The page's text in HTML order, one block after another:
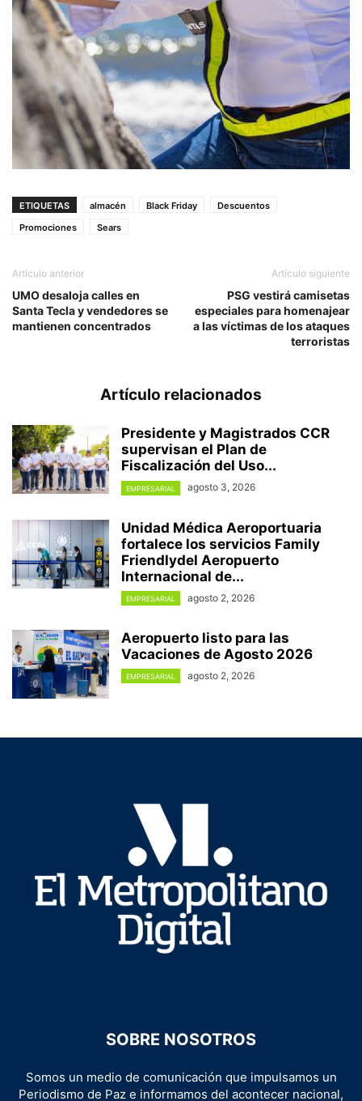
ETIQUETAS almacén Black Friday
Descuentos
Promociones
Sears
Artículo anterior
UMO desaloja calles en
Santa Tecla y vendedores se
mantienen concentrados
Artículo siguiente
PSG vestirá camisetas
especiales para homenajear
a las víctimas de los ataques
terroristas
Artículo relacionados
Presidente y Magistrados CCR
supervisan el Plan de
Fiscalización del Uso...
EMPRESARIAL agosto 3, 2026
Unidad Médica Aeroportuaria
fortalece los servicios Family
Friendlydel Aeropuerto
Internacional de...
EMPRESARIAL agosto 2, 2026
Aeropuerto listo para las
Vacaciones de Agosto 2026
EMPRESARIAL agosto 2, 2026
SOBRE NOSOTROS
Somos un medio de comunicación que impulsamos un
Periodismo de Paz e informamos del acontecer nacional,